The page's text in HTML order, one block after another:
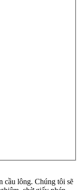
cầu lông. Chúng tôi sẽ